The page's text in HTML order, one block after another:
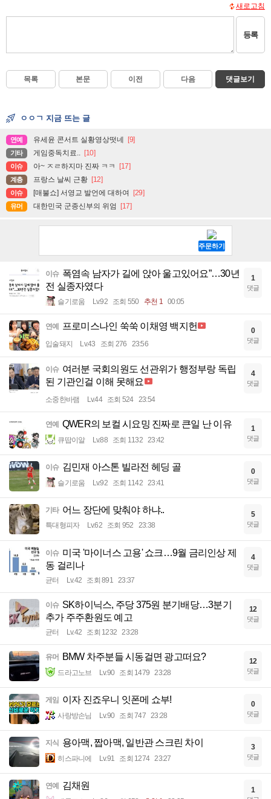
새로고침
등록
목록 본문 이전 다음 댓글보기
ㅇㅇㄱ 지금 뜨는 글
연예 유세윤 콘서트 실황영상떳네 [9]
기타 게임중독치료.. [10]
이슈 아~ ㅈㄹ하지마 진짜 ㅋㅋ [17]
계층 프랑스 날씨 근황 [12]
이슈 [매불쇼] 서영교 발언에 대하여 [29]
유머 대한민국 군종신부의 위엄 [17]
이슈 폭염속 남자가 길에 앉아 울고있어요”…30년
전 실종자였다
슬기로움 Lv.92 조회 550 추천 1 00:05
1
댓글
연예 프로미스나인 쑥쑥 이채영 백지헌
입술돼지 Lv.43 조회 276 23:56
0
댓글
이슈 여러분 국회의원도 선관위가 행정부랑 독립
된 기관인걸 이해 못해요
소중한바램 Lv.44 조회 524 23:54
4
댓글
연예 QWER의 보컬 시요밍 진짜로 큰일 난 이유
큐땁이알 Lv.88 조회 1132 23:42
1
댓글
이슈 김민재 아스톤 빌라전 헤딩 골
슬기로움 Lv.92 조회 1142 23:41
0
댓글
기타 어느 장단에 맞춰야 하냐..
특대형피자 Lv.62 조회 952 23:38
5
댓글
이슈 미국 '마이너스 고용' 쇼크…9월 금리인상 제
동 걸리나
균터 Lv.42 조회 891 23:37
4
댓글
이슈 SK하이닉스, 주당 375원 분기배당…3분기
추가 주주환원도 예고
균터 Lv.42 조회 1232 23:28
12
댓글
유머 BMW 차주분들 시동걸면 광고떠요?
드라고노브 Lv.90 조회 1479 23:28
12
댓글
게임 이자 진죠우니 잇폰메 쇼부!
사랑방손님 Lv.90 조회 747 23:28
0
댓글
지식 용아맥, 짭아맥, 일반관 스크린 차이
히스파니에 Lv.91 조회 1274 23:27
3
댓글
연예 김채원 1